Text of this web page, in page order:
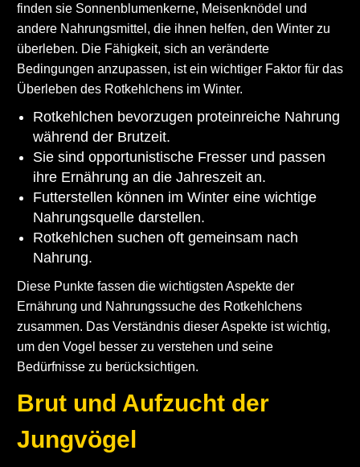
finden sie Sonnenblumenkerne, Meisenknödel und
andere Nahrungsmittel, die ihnen helfen, den Winter zu
überleben. Die Fähigkeit, sich an veränderte
Bedingungen anzupassen, ist ein wichtiger Faktor für das
Überleben des Rotkehlchens im Winter.
Rotkehlchen bevorzugen proteinreiche Nahrung
während der Brutzeit.
Sie sind opportunistische Fresser und passen
ihre Ernährung an die Jahreszeit an.
Futterstellen können im Winter eine wichtige
Nahrungsquelle darstellen.
Rotkehlchen suchen oft gemeinsam nach
Nahrung.
Diese Punkte fassen die wichtigsten Aspekte der
Ernährung und Nahrungssuche des Rotkehlchens
zusammen. Das Verständnis dieser Aspekte ist wichtig,
um den Vogel besser zu verstehen und seine
Bedürfnisse zu berücksichtigen.
Brut und Aufzucht der
Jungvögel